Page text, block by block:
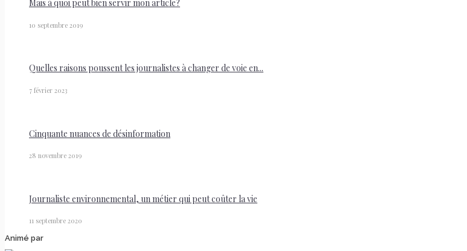
Mais à quoi peut bien servir mon article?
10 septembre 2019
Quelles raisons poussent les journalistes à changer de voie en...
7 février 2023
Cinquante nuances de désinformation
28 novembre 2019
Journaliste environnemental, un métier qui peut coûter la vie
11 septembre 2020
Animé par